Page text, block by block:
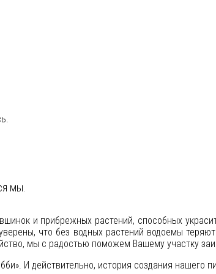
мы.
и прибрежных растений, способных
что без водных растений водоемы
мы с радостью поможем Вашему участку
И действительно, история создания нашего